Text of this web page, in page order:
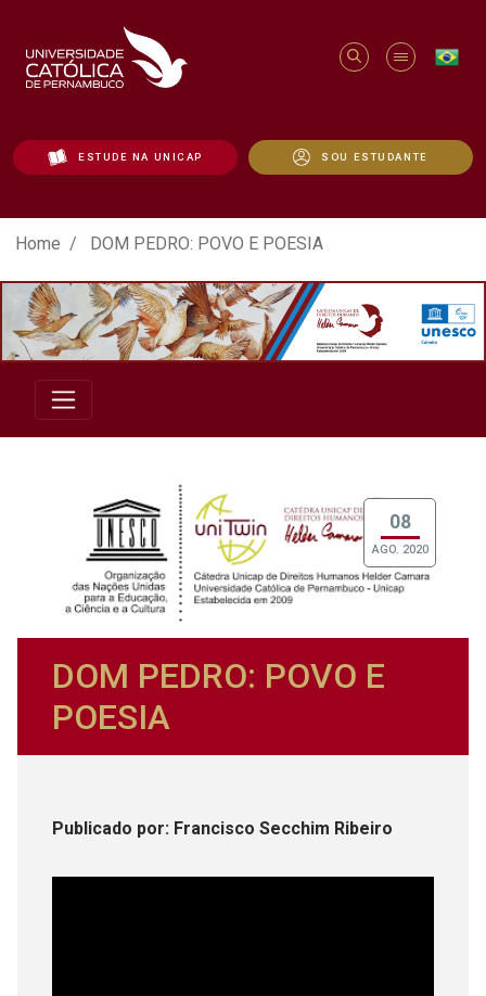
ESTUDE NA UNICAP SOU ESTUDANTE
DOM PEDRO: POVO E POESIA - Unicap
Home DOM PEDRO: POVO E POESIA
08
AGO. 2020
DOM PEDRO: POVO E
POESIA
Publicado por: Francisco Secchim Ribeiro